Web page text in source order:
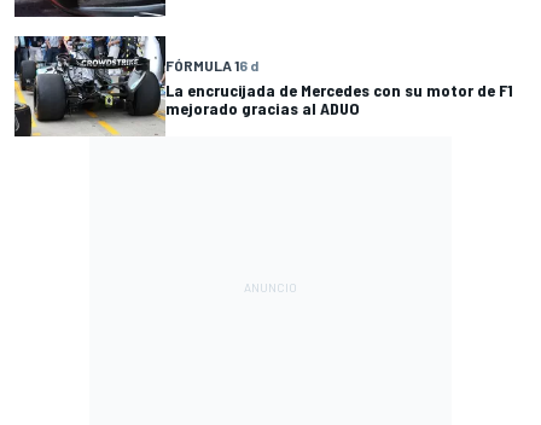
FÓRMULA 16 d
La encrucijada de Mercedes con su motor de F1
mejorado gracias al ADUO